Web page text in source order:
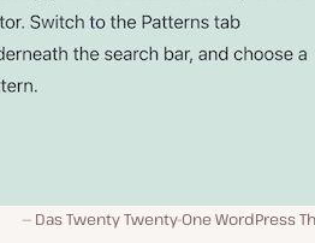
Das Twenty Twenty-One WordPress